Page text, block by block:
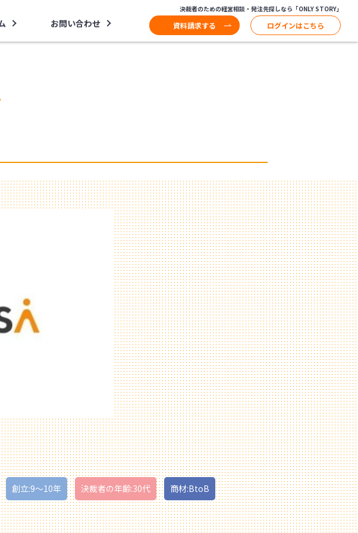
お問い合わせ
決裁者のための経営相談・発注先探しなら「ONLY STORY」
資料請求する ログインはこちら
創立:9〜10年 決裁者の年齢:30代 商材:BtoB